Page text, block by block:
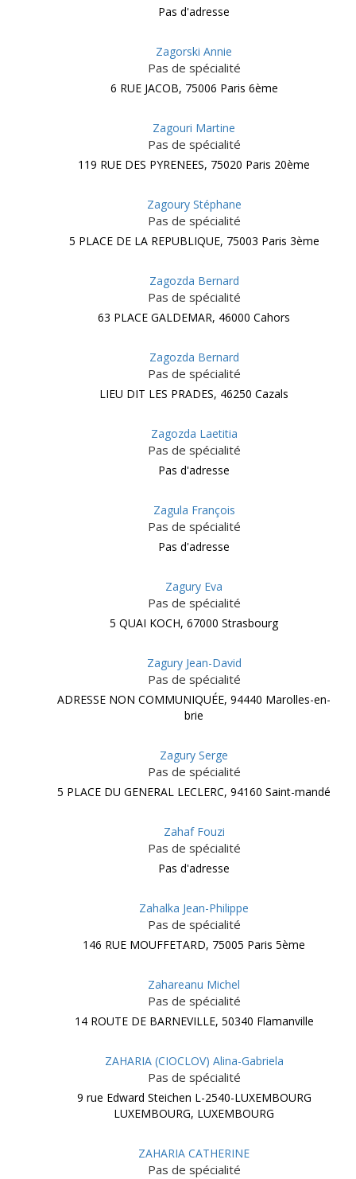
Pas d'adresse
Zagorski Annie
Pas de spécialité
6 RUE JACOB, 75006 Paris 6ème
Zagouri Martine
Pas de spécialité
119 RUE DES PYRENEES, 75020 Paris 20ème
Zagoury Stéphane
Pas de spécialité
5 PLACE DE LA REPUBLIQUE, 75003 Paris 3ème
Zagozda Bernard
Pas de spécialité
63 PLACE GALDEMAR, 46000 Cahors
Zagozda Bernard
Pas de spécialité
LIEU DIT LES PRADES, 46250 Cazals
Zagozda Laetitia
Pas de spécialité
Pas d'adresse
Zagula François
Pas de spécialité
Pas d'adresse
Zagury Eva
Pas de spécialité
5 QUAI KOCH, 67000 Strasbourg
Zagury Jean-David
Pas de spécialité
ADRESSE NON COMMUNIQUÉE, 94440 Marolles-en-
brie
Zagury Serge
Pas de spécialité
5 PLACE DU GENERAL LECLERC, 94160 Saint-mandé
Zahaf Fouzi
Pas de spécialité
Pas d'adresse
Zahalka Jean-Philippe
Pas de spécialité
146 RUE MOUFFETARD, 75005 Paris 5ème
Zahareanu Michel
Pas de spécialité
14 ROUTE DE BARNEVILLE, 50340 Flamanville
ZAHARIA (CIOCLOV) Alina-Gabriela
Pas de spécialité
9 rue Edward Steichen L-2540-LUXEMBOURG
LUXEMBOURG, LUXEMBOURG
ZAHARIA CATHERINE
Pas de spécialité